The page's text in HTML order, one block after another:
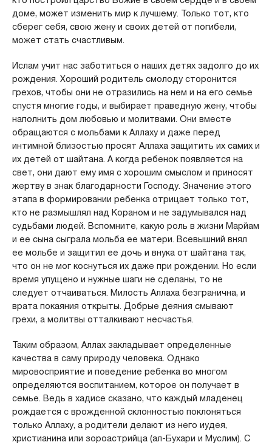
доме, может изменить мир к лучшему. Только тот, кто
сберег себя, свою жену и своих детей от погибели,
может стать счастливым.
Ислам учит нас заботиться о наших детях задолго до их
рождения. Хороший родитель смолоду сторонится
грехов, чтобы они не отразились на нем и на его семье
спустя многие годы, и выбирает праведную жену, чтобы
наполнить дом любовью и молитвами. Они вместе
обращаются с мольбами к Аллаху и даже перед
интимной близостью просят Аллаха защитить их самих и
их детей от шайтана. А когда ребенок появляется на
свет, они дают ему имя с хорошим смыслом и приносят
жертву в знак благодарности Господу. Значение этого
этапа в формировании ребенка отрицает только тот,
кто не размышлял над Кораном и не задумывался над
судьбами людей. Вспомните, какую роль в жизни Марйам
и ее сына сыграла мольба ее матери. Всевышний внял
ее мольбе и защитил ее дочь и внука от шайтана так,
что он не мог коснуться их даже при рождении. Но если
время упущено и нужные шаги не сделаны, то не
следует отчаиваться. Милость Аллаха безгранична, и
врата покаяния открыты. Добрые деяния смывают
грехи, а молитвы отталкивают несчастья.
Таким образом, Аллах закладывает определенные
качества в саму природу человека. Однако
мировосприятие и поведение ребенка во многом
определяются воспитанием, которое он получает в
семье. Ведь в хадисе сказано, что каждый младенец
рождается с врожденной склонностью поклоняться
только Аллаху, а родители делают из него иудея,
христианина или зороастрийца (ал-Бухари и Муслим). С